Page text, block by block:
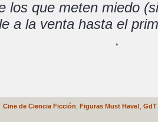
los que meten miedo
a la venta hasta el
.
Cine de Ciencia Ficción Figuras Must Have! GdT